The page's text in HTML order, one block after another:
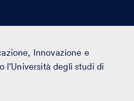
Innovazione e
l’Università degli studi di